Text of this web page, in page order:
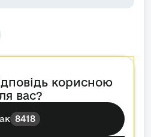
корисною
вас?
8418